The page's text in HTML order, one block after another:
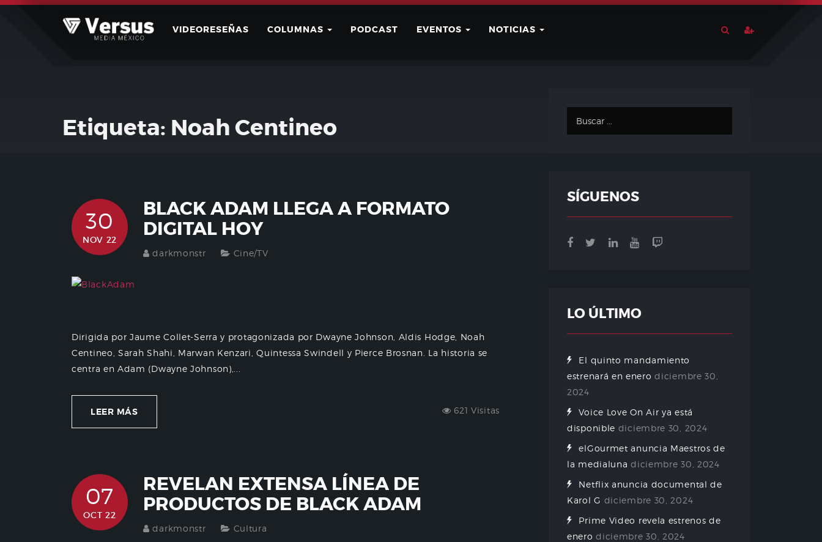
Skip
VIDEORESEÑAS COLUMNAS PODCAST EVENTOS NOTICIAS
Etiqueta: Noah Centineo
30
NOV 22
BLACK ADAM LLEGA A FORMATO
DIGITAL HOY
darkmonstr Cine/TV
Dirigida por Jaume Collet-Serra y protagonizada por Dwayne Johnson, Aldis Hodge, Noah
Centineo, Sarah Shahi, Marwan Kenzari, Quintessa Swindell y Pierce Brosnan. La historia se
centra en Adam (Dwayne Johnson),...
LEER MÁS 621 Visitas
07
OCT 22
REVELAN EXTENSA LÍNEA DE
PRODUCTOS DE BLACK ADAM
darkmonstr Cultura
SÍGUENOS
LO ÚLTIMO
El quinto mandamiento
estrenará en enero diciembre 30,
2024
Voice Love On Air ya está
disponible diciembre 30, 2024
elGourmet anuncia Maestros de
la medialuna diciembre 30, 2024
Netflix anuncia documental de
Karol G diciembre 30, 2024
Prime Video revela estrenos de
enero diciembre 30, 2024